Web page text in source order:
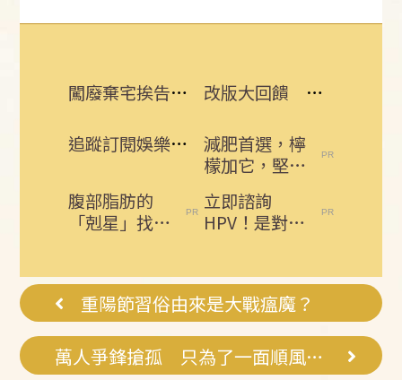
闖廢棄宅挨告！晚安小雞開庭：想重新做人 改版大回饋 熱門3C大獎接力送
追蹤訂閱娛樂星聞 給你最即時的娛樂星鮮事
減肥首選，檸
檬加它，堅持
了，瘦到你懷
疑人生
腹部脂肪的
「剋星」找到
囊，瘦出...
立即諮詢
HPV！是對自
在不嫌晚...
重陽節習俗由來是大戰瘟魔？
萬人爭鋒搶孤 只為了一面順風旗？！